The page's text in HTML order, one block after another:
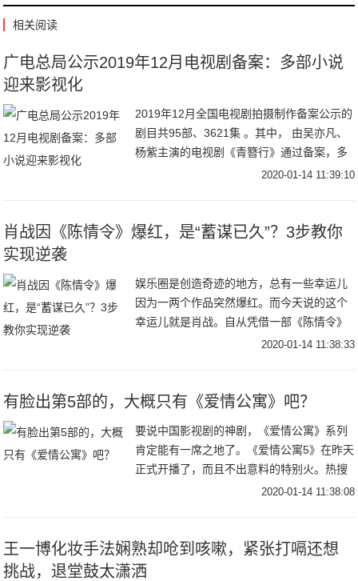
相关阅读
广电总局公示2019年12月电视剧备案：多部小说
迎来影视化
2019年12月全国电视剧拍摄制作备案公示的
剧目共95部、3621集 。其中， 由吴亦凡、
杨紫主演的电视剧《青簪行》通过备案，多
部小说如《你也有今天》《竹马微微甜》等
2020-01-14 11:39:10
肖战因《陈情令》爆红，是“蓄谋已久”？3步教你
实现逆袭
娱乐圈是创造奇迹的地方，总有一些幸运儿
因为一两个作品突然爆红。而今天说的这个
幸运儿就是肖战。自从凭借一部《陈情令》
爆红后戏约不断，和当红花旦杨紫合拍都市
2020-01-14 11:38:33
有脸出第5部的，大概只有《爱情公寓》吧？
要说中国影视剧的神剧，《爱情公寓》系列
肯定能有一席之地了。《爱情公寓5》在昨天
正式开播了，而且不出意料的特别火。热搜
上了好几个，全网的播放数据亮眼，热度第
2020-01-14 11:38:08
王一博化妆手法娴熟却呛到咳嗽，紧张打嗝还想
挑战，退堂鼓太潇洒